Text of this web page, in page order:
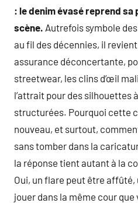
: le denim évasé reprend sa
scène. Autrefois symbole
au fil des décennies, il
assurance déconcertante,
streetwear, les clins d’œil
l’attrait pour des silhouettes
structurées. Pourquoi cette
nouveau, et surtout,
sans tomber dans la
la réponse tient autant à la
Oui, un flare peut être
jouer dans la même cour